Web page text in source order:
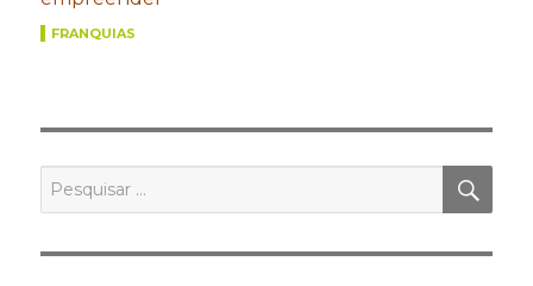
FRANQUIAS
por: